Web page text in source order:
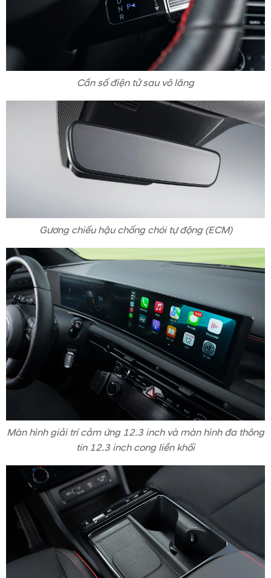
Cần số điện tử sau vô lăng
Gương chiếu hậu chống chói tự động (ECM)
Màn hình giải trí cảm ứng 12.3 inch và màn hình đa thông
tin 12.3 inch cong liền khối